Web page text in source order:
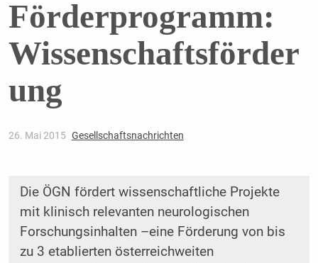
Förderprogramm:
Wissenschaftsförder
ung
26. Mai 2015 Gesellschaftsnachrichten
Die ÖGN fördert wissenschaftliche Projekte
mit klinisch relevanten neurologischen
Forschungsinhalten –eine Förderung von bis
zu 3 etablierten österreichweiten